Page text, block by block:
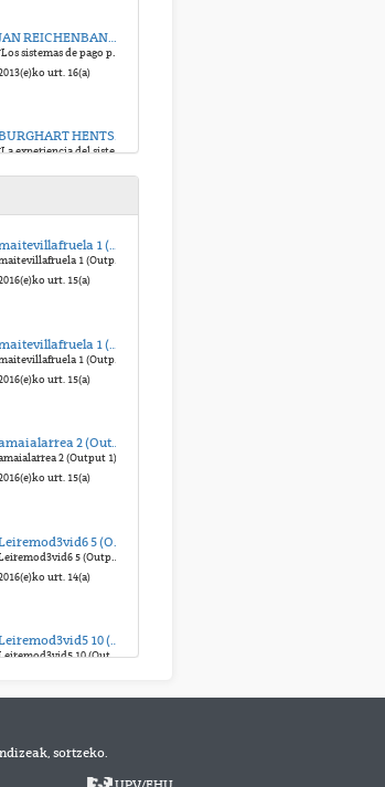
JAN REICHENBANCH
"Los sistemas de pago por generación como herramienta de gestión de residuos en la Unión Europea"
urt. 16(a)
BURGHART HENTSCHEL
"La experiencia del sistema de pago por generación de residuos en Dresden (Alemania)
"l a experiencia del sistema de pago por generación de residuos en Argentona (Barcelona)"
2013(e)ko urt. 16(a)
"Cómo gestiona el Ayuntamiento de Vitoria-Gasteiz los residuos urbanos"
2013(e)ko urt. 16(a)
"La fiscalidad para una correcta gestión de los residuos urbanos en Vitoria-Gasteiz"
2013(e)ko urt. 16(a)
maitevillafruela 1 (Output 1)
maitevillafruela 1 (Output 1)
urt. 15(a)
maitevillafruela 1 (Output 1)
maitevillafruela 1 (Output 1)
urt. 15(a)
amaialarrea 2 (Output 1)
2 (Output 1)
urt. 15(a)
Leiremod3vid6 5 (Output 1)
urt. 14(a)
Leiremod3vid5 10 (Output 1)
Leiremod3vid5 10 (Output 1)
sortzeko.